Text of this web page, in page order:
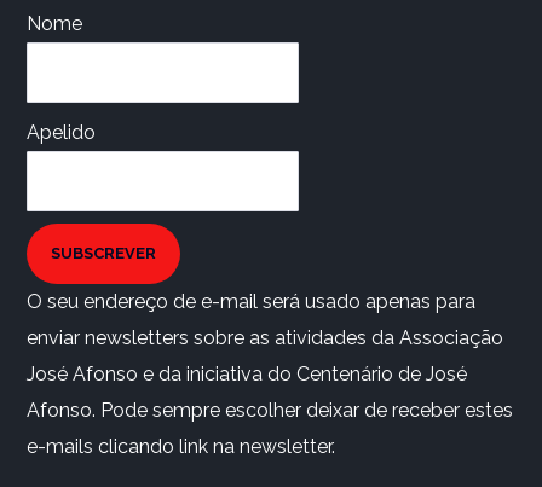
Nome
Apelido
SUBSCREVER
O seu endereço de e-mail será usado apenas para
enviar newsletters sobre as atividades da Associação
José Afonso e da iniciativa do Centenário de José
Afonso. Pode sempre escolher deixar de receber estes
e-mails clicando link na newsletter.